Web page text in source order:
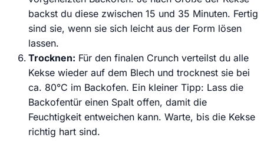
backst du diese zwischen 15 und 35 Minuten. Fertig
sind sie, wenn sie sich leicht aus der Form lösen
lassen.
Trocknen: Für den finalen Crunch verteilst du alle
Kekse wieder auf dem Blech und trocknest sie bei
ca. 80°C im Backofen. Ein kleiner Tipp: Lass die
Backofentür einen Spalt offen, damit die
Feuchtigkeit entweichen kann. Warte, bis die Kekse
richtig hart sind.